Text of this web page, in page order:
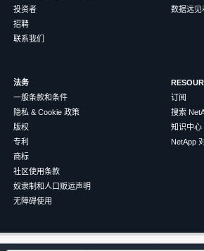
投资者
招聘
联系我们
数据远见
法务
一般条款和条件
隐私 & Cookie 政策
版权
专利
商标
社区使用条款
奴隶制和人口贩运声明
无障碍使用
订阅
搜索
知识中心
NetApp